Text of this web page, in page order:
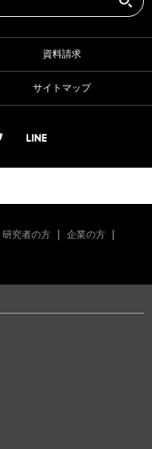
資料請求
サイトマップ
研究者の方
企業の方